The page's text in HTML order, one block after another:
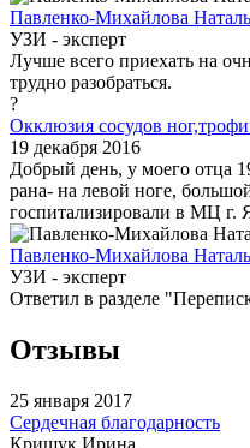
Павленко-Михайлова
УЗИ - эксперт
Лучше всего приехать на
трудно разобраться.
?
Окклюзия сосудов
19 декабря 2016
Добрый день, у моего отца
рана- на левой ноге,
госпитализировали в МЦ г.
Павленко-Михайлова
УЗИ - эксперт
Ответил в разделе
Отзывы
25 января 2017
Сердечная благодарность